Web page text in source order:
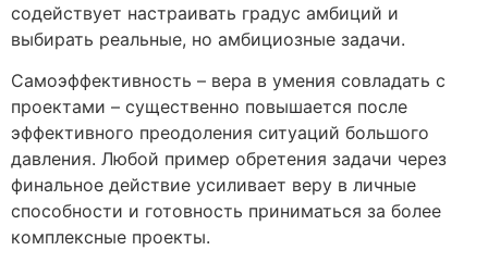
содействует настраивать градус амбиций и
выбирать реальные, но амбициозные задачи.
Самоэффективность – вера в умения совладать с
проектами – существенно повышается после
эффективного преодоления ситуаций большого
давления. Любой пример обретения задачи через
финальное действие усиливает веру в личные
способности и готовность приниматься за более
комплексные проекты.